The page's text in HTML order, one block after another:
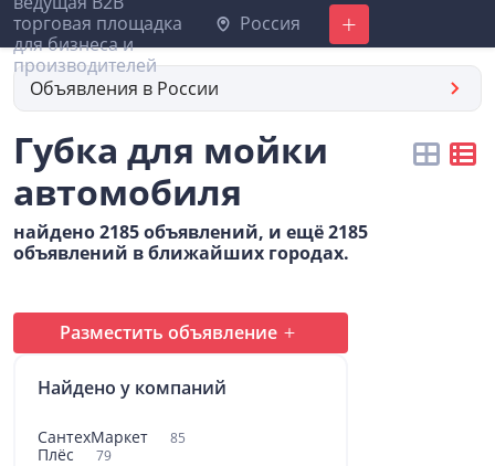
Россия Добавить
Объявления в России
Губка для мойки
автомобиля
найдено 2185 объявлений, и ещё 2185
объявлений в ближайших городах.
Разместить объявление
Найдено у компаний
СантехМаркет 85
Плёс 79